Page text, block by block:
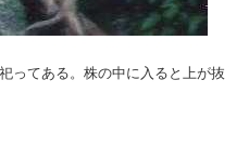
ってある。株の中に入ると上が抜